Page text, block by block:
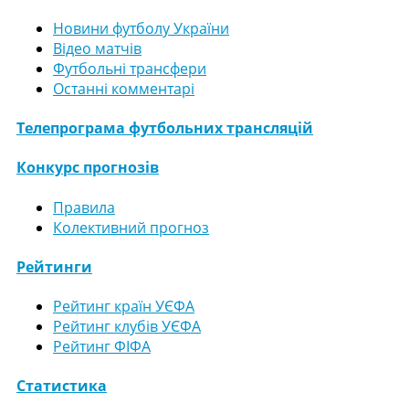
Новини футболу України
Відео матчів
Футбольні трансфери
Останні комментарі
Телепрограма футбольних трансляцій
Конкурс прогнозів
Правила
Колективний прогноз
Рейтинги
Рейтинг країн УЄФА
Рейтинг клубів УЄФА
Рейтинг ФІФА
Статистика